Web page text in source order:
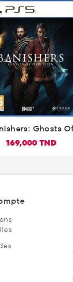
Ghosts
New Eden PS5
169,000 TND